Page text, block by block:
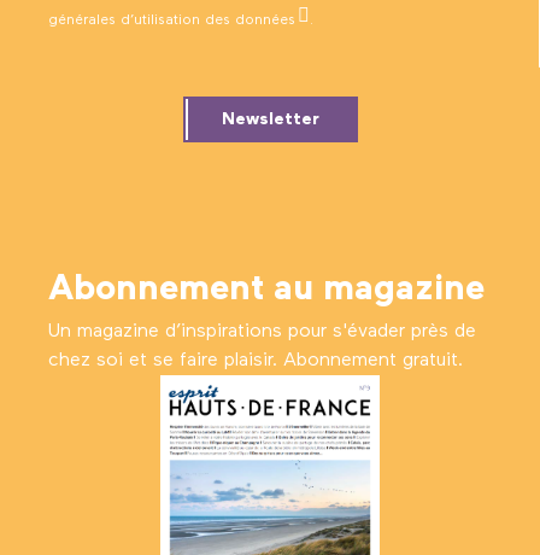
générales d’utilisation des données .
Newsletter
Abonnement au magazine
Un magazine d’inspirations pour s'évader près de
chez soi et se faire plaisir. Abonnement gratuit.